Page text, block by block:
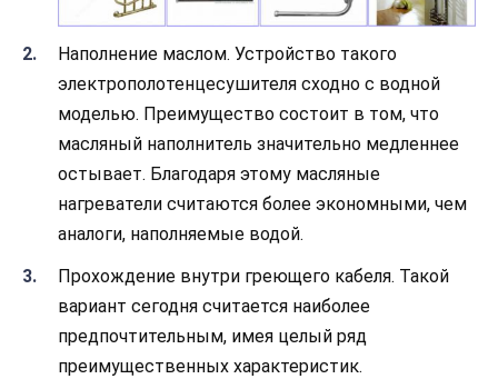
Наполнение маслом. Устройство такого
электрополотенцесушителя сходно с водной
моделью. Преимущество состоит в том, что
масляный наполнитель значительно медленнее
остывает. Благодаря этому масляные
нагреватели считаются более экономными, чем
аналоги, наполняемые водой.
Прохождение внутри греющего кабеля. Такой
вариант сегодня считается наиболее
предпочтительным, имея целый ряд
преимущественных характеристик.